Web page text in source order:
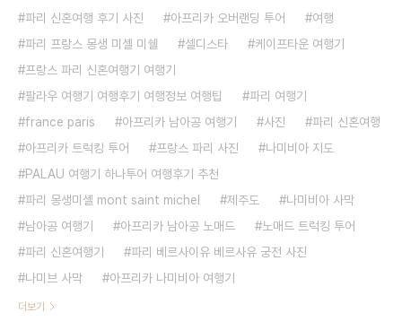
파리 신혼여행 후기 사진
아프리카 오버랜딩 투어
여행
파리 프랑스 몽생 미셸 미쉘
셀디스타
케이프타운 여행기
프랑스 파리 신혼여행기 여행기
팔라우 여행기 여행후기 여행정보 여행팁
파리 여행기
france paris
아프리카 남아공 여행기 사진
파리 신혼여행
아프리카 트럭킹 투어
프랑스 파리 사진
나미비아 지도
PALAU 여행기 하나투어 여행후기 추천
파리 몽생미셸 mont saint michel
제주도
나미비아 사막
남아공 여행기
아프리카 남아공 노매드
노매드 트럭킹 투어
파리 신혼여행기
파리 베르사이유 베르사유 궁전 사진
나미브 사막
아프리카 나미비아 여행기
더보기